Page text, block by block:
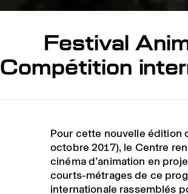
Festival
Compétition
Pour cette nouvelle édition
octobre 2017), le Centre
cinéma d’animation en
courts-métrages de ce
internationale rassemblés